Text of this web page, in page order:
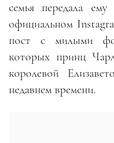
семья передала
официальном
пост с милыми
которых принц
королевой
недавнем времени.